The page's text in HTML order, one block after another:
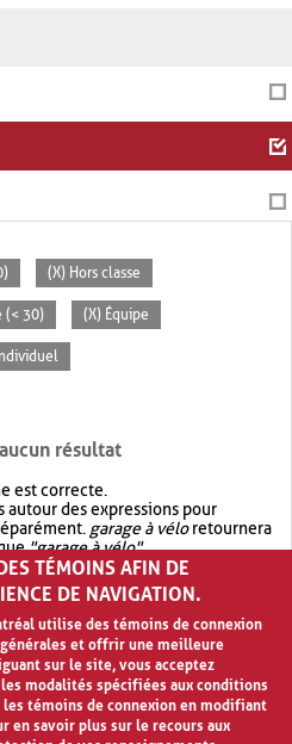
(X) Hors classe
(< 30) (X) Équipe
résultat
est correcte.
des expressions pour
garage à véloretournera
"garage à vélo".
avec OR.garage OR vélo
résultat quegarage à vélo
TÉMOINS AFIN DE
DE NAVIGATION.
utilise des témoins de connexion
et offrir une meilleure
sur le site, vous acceptez
modalités spécifiées aux conditions
témoins de connexion en modifiant
en savoir plus sur le recours aux